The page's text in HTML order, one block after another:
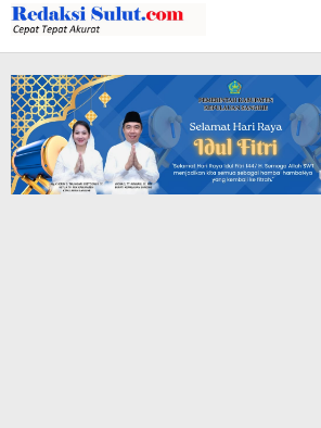
Lewati
ke
konten